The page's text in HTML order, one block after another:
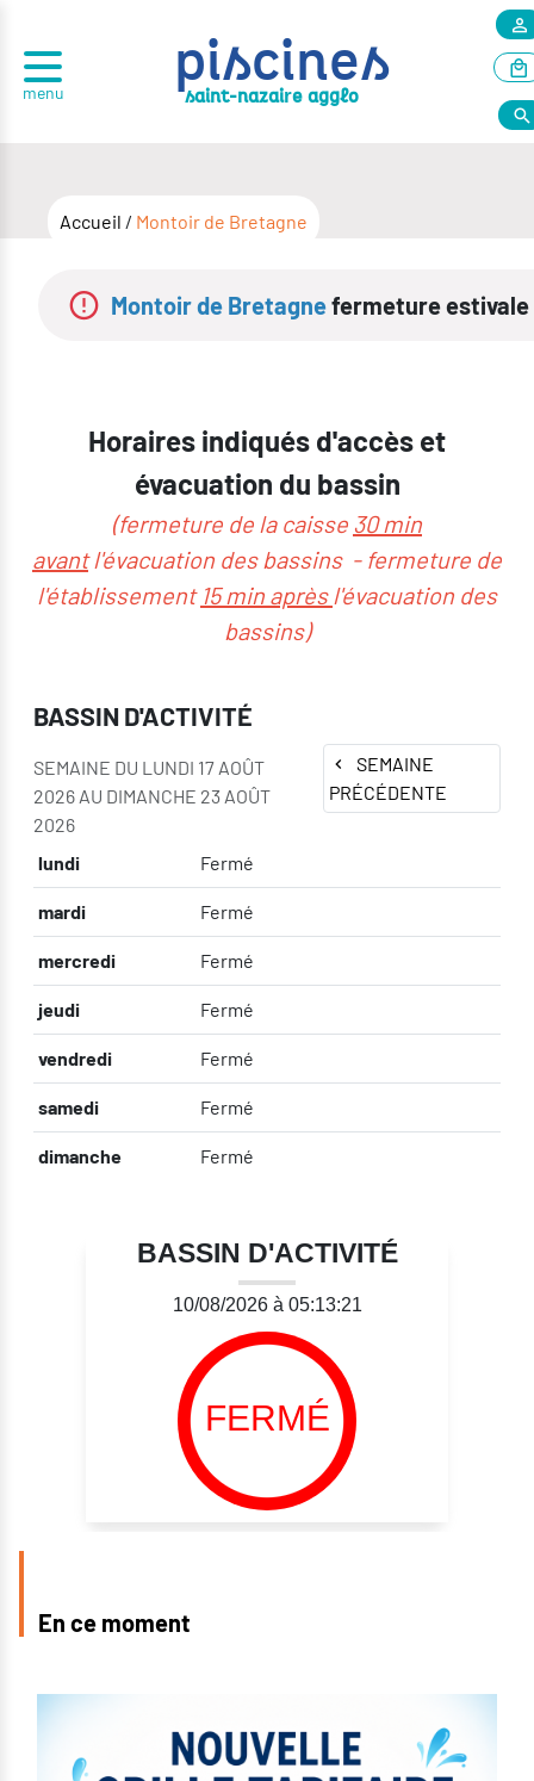
menu
piscines
saint-nazaire agglo
Accueil / Montoir de Bretagne
Montoir de Bretagnefermeture estivale du
Horaires indiqués d'accès et
évacuation du bassin
(fermeture de la caisse 30 min
avantl'évacuation des bassins - fermeture de
l'établissement 15 min après l'évacuation des
bassins)
BASSIN D'ACTIVITÉ
SEMAINE DU LUNDI 17 AOÛT
2026 AU DIMANCHE 23 AOÛT
2026
SEMAINE
PRÉCÉDENTE
lundi Fermé
mardi Fermé
mercredi Fermé
jeudi Fermé
vendredi Fermé
samedi Fermé
dimanche Fermé
BASSIN D'ACTIVITÉ
10/08/2026 à 05:13:21
FERMÉ
En ce moment